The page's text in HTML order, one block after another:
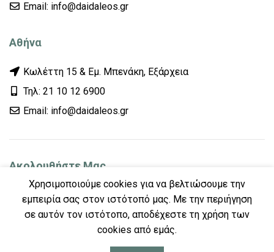
Εmail: info@daidaleos.gr
Αθήνα
Κωλέττη 15 & Εμ. Μπενάκη, Εξάρχεια
Τηλ: 21 10 12 6900
Εmail: info@daidaleos.gr
Ακολουθήστε Μας
Χρησιμοποιούμε cookies για να βελτιώσουμε την
εμπειρία σας στον ιστότοπό μας. Με την περιήγηση
σε αυτόν τον ιστότοπο, αποδέχεστε τη χρήση των
cookies από εμάς.